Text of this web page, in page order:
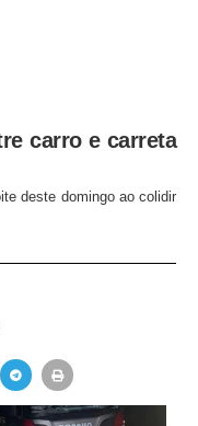
carro e carreta
deste domingo ao colidir